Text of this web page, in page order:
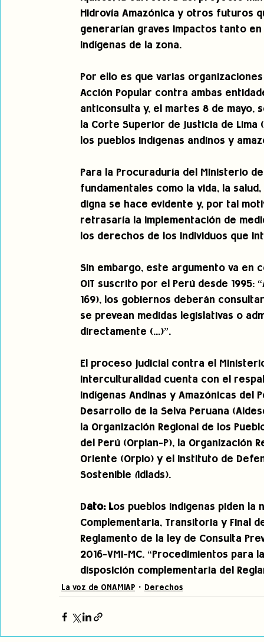
Hidrovía Amazónica y otros futuros
generarían graves impactos tanto
indígenas de la zona.
Por ello es que varias
Acción Popular contra ambas
anticonsulta y, el martes 8 de mayo,
la Corte Superior de Justicia de
los pueblos indígenas andinos y
Para la Procuraduría del Ministerio
fundamentales como la vida, la
digna se hace evidente y, por tal
retrasaría la implementación de
los derechos de los individuos que
Sin embargo, este argumento va en
OIT suscrito por el Perú desde 1995:
169), los gobiernos deberán
se prevean medidas legislativas o
directamente (...)”.
El proceso judicial contra el
Interculturalidad cuenta con el
Indígenas Andinas y Amazónicas del
Desarrollo de la Selva Peruana
la Organización Regional de los
del Perú (Orpian-P), la Organización
Oriente (Orpio) y el Instituto de
Sostenible (Idlads).
Dato: Los pueblos indígenas piden la
Complementaria, Transitoria y Final
Reglamento de la ley de Consulta
2016-VMI-MC. “Procedimientos
disposición complementaria del
La voz de ONAMIAP Derechos